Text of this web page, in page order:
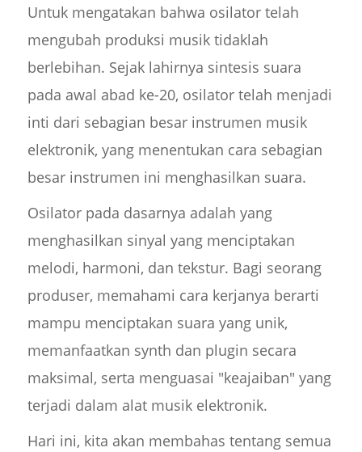
Untuk mengatakan bahwa osilator telah
mengubah produksi musik tidaklah
berlebihan. Sejak lahirnya sintesis suara
pada awal abad ke-20, osilator telah menjadi
inti dari sebagian besar instrumen musik
elektronik, yang menentukan cara sebagian
besar instrumen ini menghasilkan suara.
Osilator pada dasarnya adalah yang
menghasilkan sinyal yang menciptakan
melodi, harmoni, dan tekstur. Bagi seorang
produser, memahami cara kerjanya berarti
mampu menciptakan suara yang unik,
memanfaatkan synth dan plugin secara
maksimal, serta menguasai "keajaiban" yang
terjadi dalam alat musik elektronik.
Hari ini, kita akan membahas tentang semua